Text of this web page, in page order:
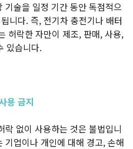
기술을 일정 기간 동안 독점적으
니다. 즉, 전기차 충전기나 배터
허락한 자만이 제조, 판매, 사용,
있습니다.
용 금지
없이 사용하는 것은 불법입니
기업이나 개인에 대해 경고, 손해